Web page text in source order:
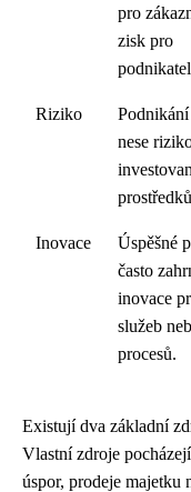
pro
zisk pro
Riziko
Podnikání
nese
Inovace
Úspěšné
často
inovace
služeb
procesů.
Existují dva základní
Vlastní zdroje
úspor, prodeje majetku